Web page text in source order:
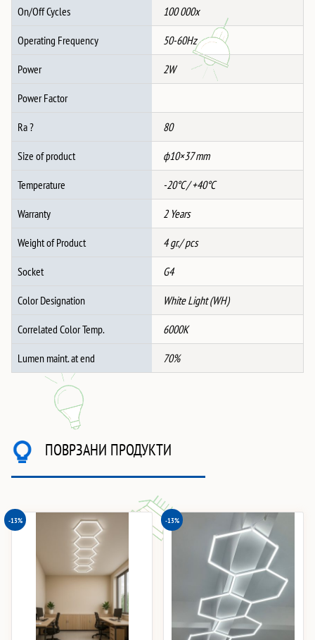
On/Off Cycles 100 000x
Operating Frequency 50-60Hz
Power 2W
Power Factor
Ra ? 80
Size of product ф10×37 mm
Temperature -20°C / +40°C
Warranty 2 Years
Weight of Product 4 gr./ pcs
Socket G4
Color Designation White Light (WH)
Correlated Color Temp. 6000K
Lumen maint. at end 70%
ПОВРЗАНИ ПРОДУКТИ
-13% -13%